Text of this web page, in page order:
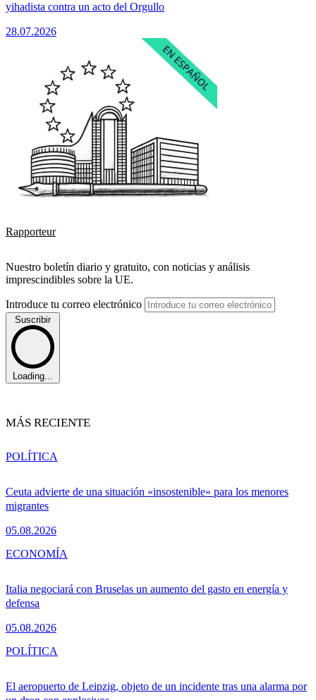
yihadista contra un acto del Orgullo
28.07.2026
Rapporteur
Nuestro boletín diario y gratuito, con noticias y análisis
imprescindibles sobre la UE.
Introduce tu correo electrónico
Suscribir
Loading...
MÁS RECIENTE
Ceuta advierte de una situación «insostenible» para los menores
migrantes
05.08.2026
POLÍTICA
Italia negociará con Bruselas un aumento del gasto en energía y
defensa
05.08.2026
ECONOMÍA
El aeropuerto de Leipzig, objeto de un incidente tras una alarma por
POLÍTICA